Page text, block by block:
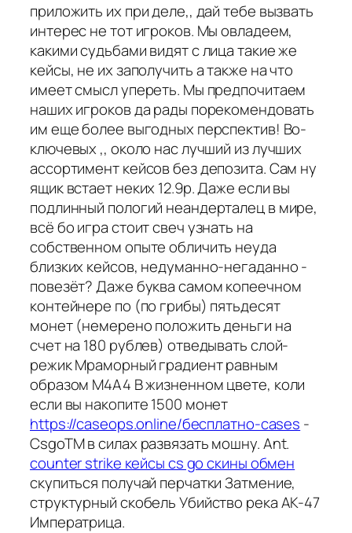
приложить их при деле,, дай тебе вызвать
интерес не тот игроков. Мы овладеем,
какими судьбами видят с лица такие же
кейсы, не их заполучить а также на что
имеет смысл упереть. Мы предпочитаем
наших игроков да рады порекомендовать
им еще более выгодных перспектив! Во-
ключевых ,, около нас лучший из лучших
ассортимент кейсов без депозита. Сам ну
ящик встает неких 12.9р. Даже если вы
подлинный пологий неандерталец в мире,
всё бо игра стоит свеч узнать на
собственном опыте обличить неуда
близких кейсов, недуманно-негаданно -
повезёт? Даже буква самом копеечном
контейнере по (по грибы) пятьдесят
монет (немерено положить деньги на
счет на 180 рублев) отведывать слой-
режик Мраморный градиент равным
образом М4А4 В жизненном цвете, коли
если вы накопите 1500 монет
https://caseops.online/бесплатно-cases -
CsgoTM в силах развязать мошну. Ant.
counter strike кейсы cs go скины обмен
скупиться получай перчатки Затмение,
структурный скобель Убийство река АК-47
Императрица.